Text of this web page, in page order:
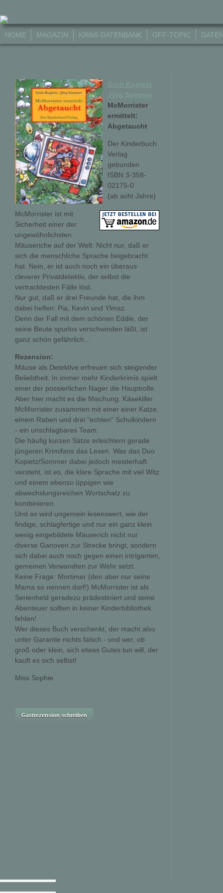
HOME MAGAZIN KRIMI-DATENBANK OFF-TOPIC
Gerit Kopietz
McMorrister
ermittelt:
Abgetaucht
Der Kinderbuch
Verlag
gebunden
ISBN 3-358-
02175-0
(ab acht Jahre)
McMorrister ist mit
Sicherheit einer der
ungewöhnlichsten
Mäuseriche auf der Welt: Nicht nur, daß er
sich die menschliche Sprache beigebracht
hat. Nein, er ist auch noch ein überaus
cleverer Privatdetektiv, der selbst die
vertracktesten Fälle löst.
Nur gut, daß er drei Freunde hat, die ihm
dabei helfen: Pia, Kevin und Ylmaz.
Denn der Fall mit dem schönen Eddie, der
seine Beute spurlos verschwinden läßt, ist
ganz schön gefährlich...
Rezension:
Mäuse als Detektive erfreuen sich steigender
Beliebtheit. In immer mehr Kinderkrimis spielt
einer der possierlichen Nager die Hauptrolle.
Aber hier macht es die Mischung: Käsekiller
McMorrister zusammen mit einer einer Katze,
einem Raben und drei "echten" Schulkindern
- ein unschlagbares Team.
Die häufig kurzen Sätze erleichtern gerade
jüngeren Krimifans das Lesen. Was das Duo
Kopietz/Sommer dabei jedoch meisterhaft
versteht, ist es, die klare Sprache mit viel Witz
und einem ebenso üppigen wie
abwechslungsreichen Wortschatz zu
kombinieren.
Und so wird ungemein lesenswert, wie der
findige, schlagfertige und nur ein ganz klein
wenig eingebildete Mäuserich nicht nur
diverse Ganoven zur Strecke bringt, sondern
sich dabei auch noch gegen einen intriganten,
gemeinen Verwandten zur Wehr setzt.
Keine Frage: Mortimer (den aber nur seine
Mama so nennen darf!) McMorrister ist als
Serienheld geradezu prädestiniert und seine
Abenteuer sollten in keiner Kinderbibliothek
fehlen!
Wer dieses Buch verschenkt, der macht also
unter Garantie nichts falsch - und wer, ob
groß oder klein, sich etwas Gutes tun will, der
kauft es sich selbst!
Miss Sophie